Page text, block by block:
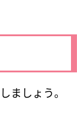
ましょう。